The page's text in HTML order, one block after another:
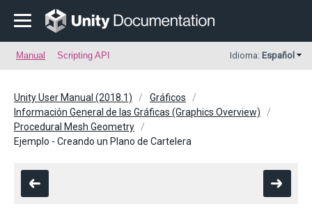
Manual Scripting API Idioma: Español
Unity User Manual (2018.1)
Gráficos
Información General de las Gráficas (Graphics Overview)
Procedural Mesh Geometry
Ejemplo - Creando un Plano de Cartelera